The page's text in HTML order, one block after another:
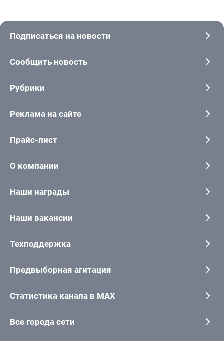
Подписаться на новости
Сообщить новость
Рубрики
Реклама на сайте
Прайс-лист
О компании
Наши награды
Наши вакансии
Техподдержка
Предвыборная агитация
Статистика канала в MAX
Все города сети